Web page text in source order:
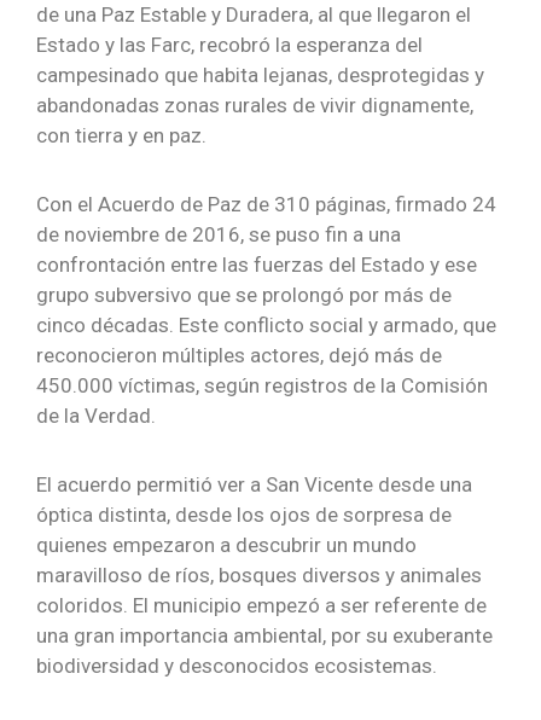
de una Paz Estable y Duradera, al que llegaron el
Estado y las Farc, recobró la esperanza del
campesinado que habita lejanas, desprotegidas y
abandonadas zonas rurales de vivir dignamente,
con tierra y en paz.
Con el Acuerdo de Paz de 310 páginas, firmado 24
de noviembre de 2016, se puso fin a una
confrontación entre las fuerzas del Estado y ese
grupo subversivo que se prolongó por más de
cinco décadas. Este conflicto social y armado, que
reconocieron múltiples actores, dejó más de
450.000 víctimas, según registros de la Comisión
de la Verdad.
El acuerdo permitió ver a San Vicente desde una
óptica distinta, desde los ojos de sorpresa de
quienes empezaron a descubrir un mundo
maravilloso de ríos, bosques diversos y animales
coloridos. El municipio empezó a ser referente de
una gran importancia ambiental, por su exuberante
biodiversidad y desconocidos ecosistemas.